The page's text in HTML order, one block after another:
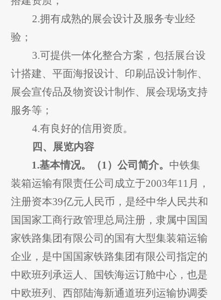
2.拥有成熟的展会设计及服务专业经
验；
3.可提供一体化整合方案，包括展台设
计搭建、平面海报设计、印刷品设计制作、
展会宣传品及物资设计制作、展会现场支持
服务等；
4.有良好的信用资质。
四、展览内容
1.基本情况。（1）公司简介。 中铁集
装箱运输有限责任公司成立于2003年11 月，
注册资本39亿元人民币，是经中华人民共和
国国家工商行政管理总局注册，隶属中国国
家铁路集团有限公司的国有大型集装箱运输
企业，是中国国家铁路集团有限公司指定的
中欧班列 承运人、国铁海运订舱中心，也是
中欧班列、西部陆海新通道班列运输协调委